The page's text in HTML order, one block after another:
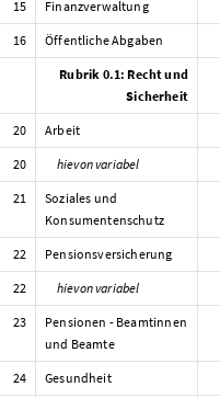
15 Finanzverwaltung
16 Öffentliche Abgaben
Rubrik 0.1: Recht und
Sicherheit
20 Arbeit
20 hievon variabel
21
Soziales und
Konsumentenschutz
22 Pensionsversicherung
22 hievon variabel
23
Pensionen - Beamtinnen
und Beamte
24 Gesundheit